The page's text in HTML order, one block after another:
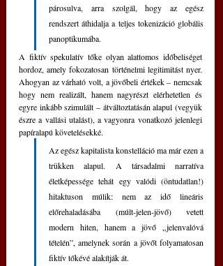
párosulva, arra szolgál, hogy az egész
rendszert áthidalja a teljes tokenizáció globális
panoptikumába.
A fiktív spekulatív tőke olyan alattomos időbeliséget
hordoz, amely fokozatosan történelmi legitimitást nyer.
Ahogyan az várható volt, a jövőbeli értékek – nemcsak
hogy nem realizált, hanem nagyrészt elérhetetlen és
egyre inkább szimulált – átváltoztatásán alapul (vegyük
észre a vallási utalást), a vagyonra vonatkozó jelenlegi
papíralapú követelésekké.
Az egész kapitalista konstelláció ma már ezen a
trükken alapul. A társadalmi narratíva
életképessége tehát egy valódi (öntudatlan!)
hitaktuson múlik: nem az idő lineáris
előrehaladásába (múlt-jelen-jövő) vetett
modern hiten, hanem a jövő „jelenvalóvá
tételén”, amelynek során a jövőt folyamatosan
fiktív tőkévé alakítják át.